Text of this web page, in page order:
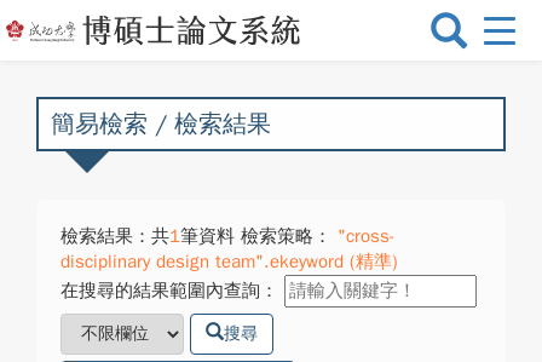
選
換
簡易檢索 / 檢索結果
檢索結果：共1筆資料 檢索策略：
"cross-
disciplinary design team".ekeyword (精準)
在搜尋的結果範圍內查詢：
搜尋